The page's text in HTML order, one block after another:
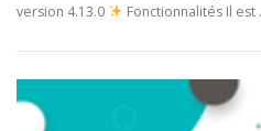
version 4.13.0
Fonctionnalités Il est